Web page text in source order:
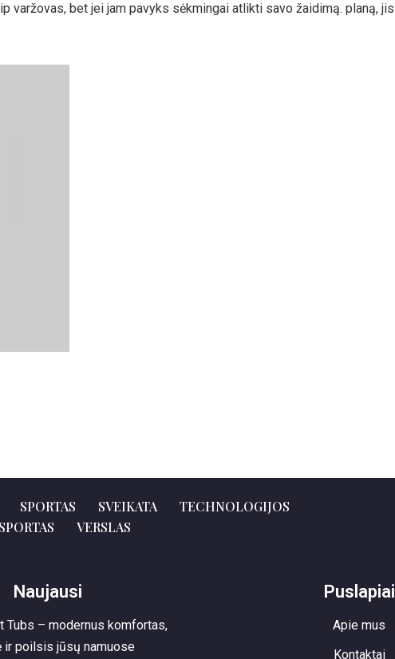
varžovas, bet jei jam pavyks sėkmingai atlikti savo žaidimą. planą, jis
SPORTAS SVEIKATA
TECHNOLOGIJOS
VERSLAS
Naujausi
Tubs – modernus komfortas,
ir poilsis jūsų namuose
Puslapiai
Apie mus
Kontaktai